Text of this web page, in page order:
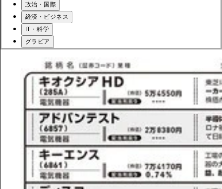
政治・国際
経済・ビジネス
IT・科学
グラビア